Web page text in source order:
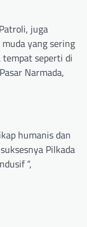
juga
yang sering
tempat seperti di
Narmada,
humanis dan
Pilkada
“,